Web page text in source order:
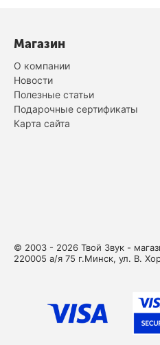
Магазин
О компании
Новости
Полезные статьи
Подарочные сертификаты
Карта сайта
© 2003 - 2026 Твой Звук -
220005 а/я 75 г.Минск, ул. В.